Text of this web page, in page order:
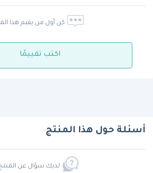
كن أول من يقيم هذا
اكتب تقييمًا
أسئلة حول هذا المنتج
لديك سؤال عن